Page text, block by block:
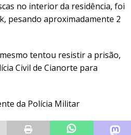
no interior da residência, foi
pesando aproximadamente 2
tentou resistir a prisão,
Civil de Cianorte para
da Polícia Militar